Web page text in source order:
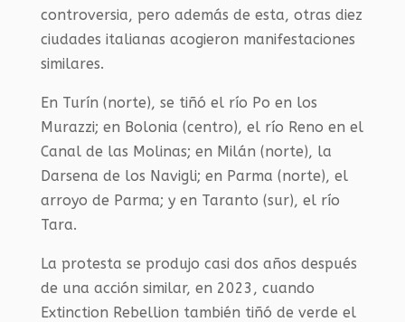
controversia, pero además de esta, otras diez
ciudades italianas acogieron manifestaciones
similares.
En Turín (norte), se tiñó el río Po en los
Murazzi; en Bolonia (centro), el río Reno en el
Canal de las Molinas; en Milán (norte), la
Darsena de los Navigli; en Parma (norte), el
arroyo de Parma; y en Taranto (sur), el río
Tara.
La protesta se produjo casi dos años después
de una acción similar, en 2023, cuando
Extinction Rebellion también tiñó de verde el